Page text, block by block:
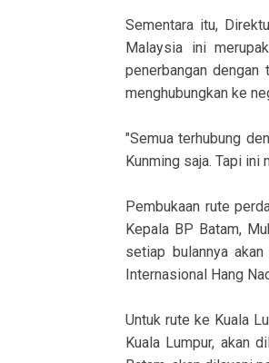
Sementara itu,
Malaysia ini
penerbangan dengan
menghubungkan ke
"Semua terhubung
Kunming saja. Tapi ini
Pembukaan rute
Kepala BP Batam,
setiap bulannya
Internasional Hang
Untuk rute ke Kuala
Kuala Lumpur, akan